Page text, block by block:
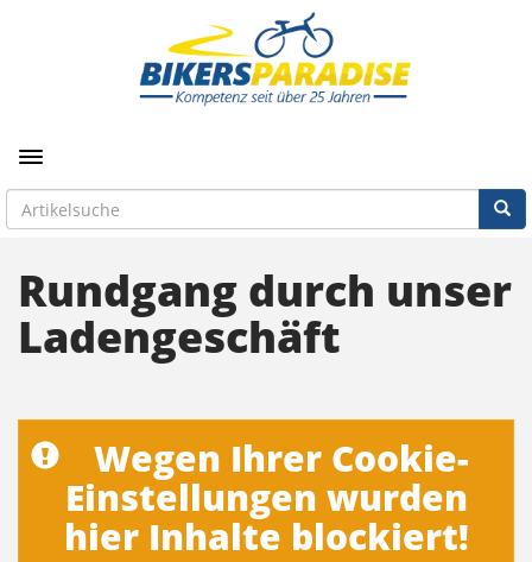
Toggle navigation
Rundgang durch unser
Ladengeschäft
Wegen Ihrer Cookie-
Einstellungen wurden
hier Inhalte blockiert!